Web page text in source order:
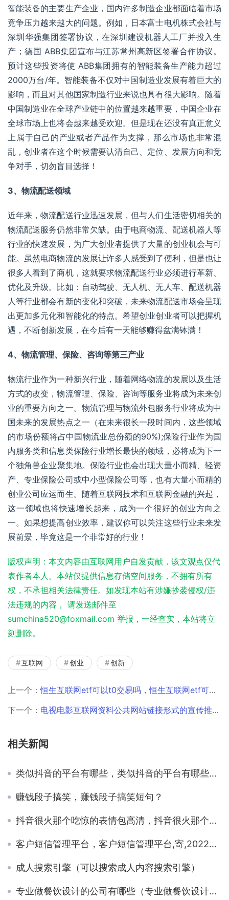
智能装备的主要生产企业，国内许多制造企业都面临着市场
竞争压力越来越大的问题。例如，日本富士电机株式会社与
深圳华强集团签署协议，在深圳建设机器人工厂并投入生
产；德国 ABB集团宣布与江苏常州高新区签署合作协议。
预计这些投资将使 ABB集团拥有的智能装备生产能力超过
2000万台/年。智能装备不仅对中国制造业发展有着巨大的
影响，而且对其他国家制造行业来说也具有很大影响。随着
中国制造业在全球产业链中的位置越来越重要，中国企业在
全球市场上也将会越来越受欢迎。但是现在还没有真正意义
上属于自己的产业或者产品作为支撑，那么市场也非常混
乱，创业者在这个时候需要认清自己、定位、发展方向和竞
争对手，切勿盲目选择！
3、物流配送领域
近年来，物流配送行业迅速发展，但与人们生活密切相关的
物流配送服务仍然非常欠缺。由于电商物流、配送机器人等
行业的快速发展，为广大创业者提供了大量的创业机会与可
能。虽然电商物流的发展让许多人感受到了便利，但是也让
很多人看到了商机，这就要求物流配送行业必须进行革新、
优化及升级。比如：自动驾驶、无人机、无人车、配送机器
人等行业都会有新的变化和突破，未来物流配送市场会呈现
出更加多元化和智能化的特点。希望创业创业者可以把握机
遇，不断创新发展，在今后有一天能够赚得盆满钵满！
4、物流管理、保险、咨询等第三产业
物流行业作为一种新兴行业，随着网络物流的发展以及生活
方式的改变，物流管理、保险、咨询等服务业将成为未来创
业的重要方向之一。物流管理与物流外包服务行业将成为中
国未来的发展热点之一（在未来很长一段时间内，这些领域
的市场份额将占中国物流业总份额的90%);保险行业作为国
内服务类和信息类保险行业增长最快的领域，必将成为下一
个独角兽企业聚集地。保险行业也会出现大量小而精、轻资
产、专业保险公司或中小型保险公司等，也有大量小而精的
创业公司应运而生。随着互联网技术和互联网金融的兴起，
这一领域也将快速增长起来，成为一个很好的创业方向之
一。如果想提高创业效率，建议你可以关注这些行业未来发
展前景，毕竟这是一个非常好的行业！
版权声明：本文内容由互联网用户自发贡献，该文观点仅代
表作者本人。本站仅提供信息存储空间服务，不拥有所有
权，不承担相关法律责任。如发现本站有涉嫌抄袭侵权/违
法违规的内容， 请发送邮件至
sumchina520@foxmail.com 举报，一经查实，本站将立
刻删除。
互联网 创业 创新
上一个：恒生互联网etf可以t0交易吗，恒生互联网etf可以t0交易吗？
下一个： 电视电影互联网资料公共网站链接形式的宣传推介，电视,电影,互联网资料,公共网站的区别？
相关新闻
类似抖音的平台有哪些，类似抖音的平台有哪些国外？
赚钱段子搞笑，赚钱段子搞笑短句？
抖音很火那个吃惊的表情包高清，抖音很火那个吃惊的表情包高清版？
客户短信管理平台，客户短信管理平台,寄,2022年？
成人搜索引擎（可以搜索成人内容搜索引擎）
专业做餐饮设计的公司有哪些（专业做餐饮设计的公司餐赢长）